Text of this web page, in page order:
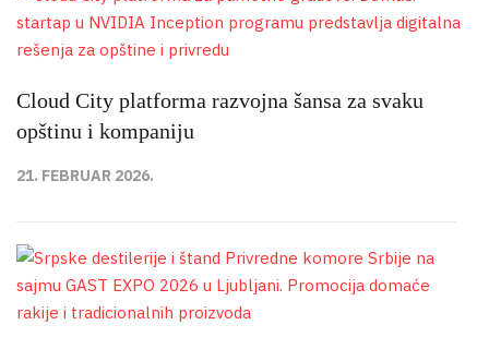
Cloud City platforma razvojna šansa za svaku
opštinu i kompaniju
21. FEBRUAR 2026.